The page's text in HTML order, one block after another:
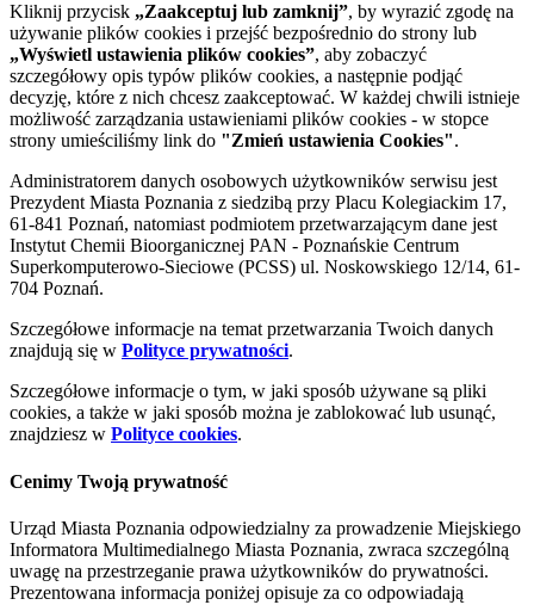
Kliknij przycisk „Zaakceptuj lub zamknij”, by wyrazić zgodę na
używanie plików cookies i przejść bezpośrednio do strony lub
„Wyświetl ustawienia plików cookies”, aby zobaczyć
szczegółowy opis typów plików cookies, a następnie podjąć
decyzję, które z nich chcesz zaakceptować. W każdej chwili istnieje
możliwość zarządzania ustawieniami plików cookies - w stopce
strony umieściliśmy link do "Zmień ustawienia Cookies".
Administratorem danych osobowych użytkowników serwisu jest
Prezydent Miasta Poznania z siedzibą przy Placu Kolegiackim 17,
61-841 Poznań, natomiast podmiotem przetwarzającym dane jest
Instytut Chemii Bioorganicznej PAN - Poznańskie Centrum
Superkomputerowo-Sieciowe (PCSS) ul. Noskowskiego 12/14, 61-
704 Poznań.
Szczegółowe informacje na temat przetwarzania Twoich danych
znajdują się w Polityce prywatności.
Szczegółowe informacje o tym, w jaki sposób używane są pliki
cookies, a także w jaki sposób można je zablokować lub usunąć,
znajdziesz w Polityce cookies.
Cenimy Twoją prywatność
Urząd Miasta Poznania odpowiedzialny za prowadzenie Miejskiego
Informatora Multimedialnego Miasta Poznania, zwraca szczególną
uwagę na przestrzeganie prawa użytkowników do prywatności.
Prezentowana informacja poniżej opisuje za co odpowiadają